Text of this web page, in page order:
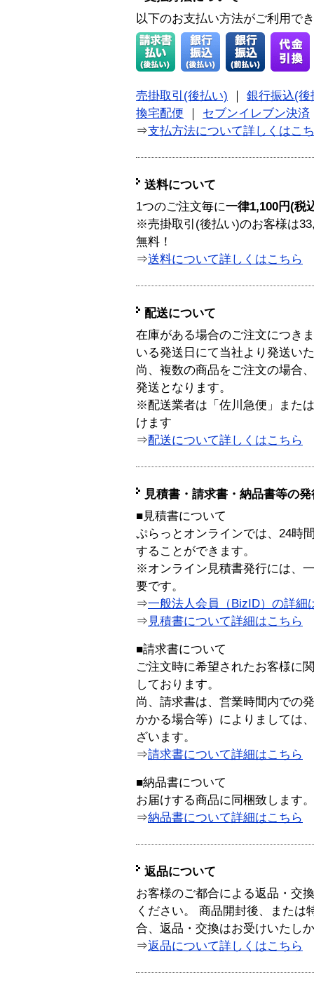
以下のお支払い方法がご利用で
売掛取引(後払い)
銀行振込(後
換宅配便
セブンイレブン決済
⇒支払方法について詳しくはこ
送料について
1つのご注文毎に一律1,100円(税
※売掛取引(後払い)のお客様は
無料！
⇒送料について詳しくはこちら
配送について
在庫がある場合のご注文につき
いる発送日にて当社より発送い
尚、複数の商品をご注文の場合
発送となります。
※配送業者は「佐川急便」また
けます
⇒配送について詳しくはこちら
見積書・請求書・納品書等の
■見積書について
ぷらっとオンラインでは、24時
することができます。
※オンライン見積書発行には、
要です。
⇒一般法人会員（BizID）の詳細
⇒ 見積書について詳細はこちら
■請求書について
ご注文時に希望されたお客様に
しております。
尚、請求書は、営業時間内での
かかる場合等）によりましては
ざいます。
⇒請求書について詳細はこちら
■納品書について
お届けする商品に同梱致します。
⇒納品書について詳細はこちら
返品について
お客様のご都合による返品・交
ください。 商品開封後、または
合、返品・交換はお受けいたし
⇒返品について詳しくはこちら